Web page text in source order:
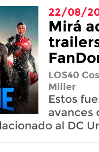
22/08/
Mirá
LOS40
Miller
Estos
avances
al DC